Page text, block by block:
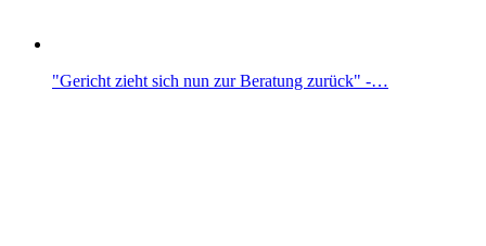
"Gericht zieht sich nun zur Beratung zurück" -…